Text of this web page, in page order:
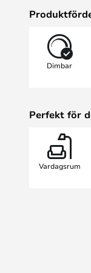
Dimbar
Perfekt för
Vardagsrum